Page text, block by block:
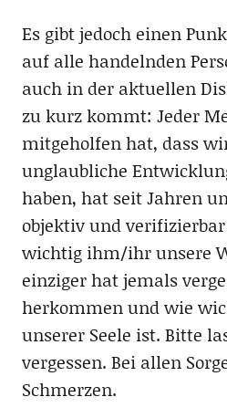
Es gibt jedoch einen
auf alle handelnden
auch in der aktuellen
zu kurz kommt: Jeder
mitgeholfen hat, dass
unglaubliche
haben, hat seit Jahren
objektiv und
wichtig ihm/ihr unsere
einziger hat jemals
herkommen und wie
unserer Seele ist. Bitte
vergessen. Bei allen
Schmerzen.